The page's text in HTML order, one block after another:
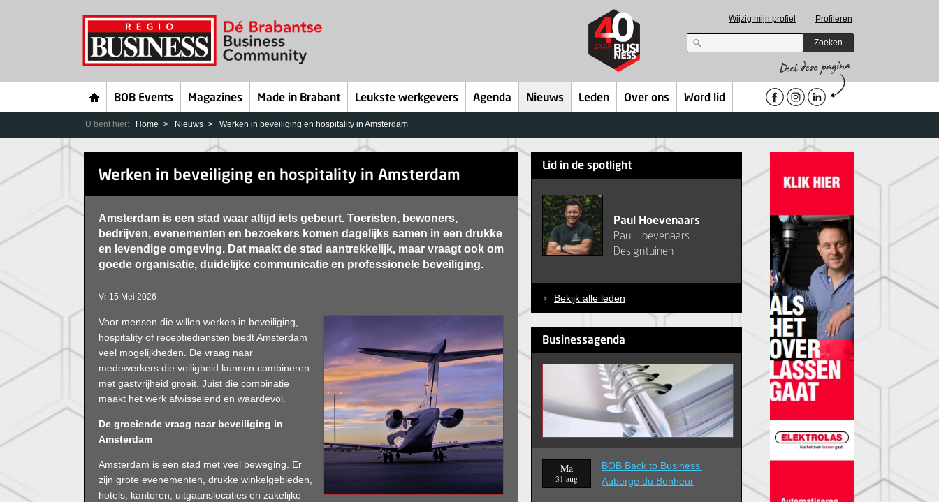
Wijzig mijn profiel Profileren
Zoeken
BOB Events Magazines Made in Brabant Leukste werkgevers Agenda Nieuws Leden Over ons Word lid
U bent hier: Home Nieuws Werken in beveiliging en hospitality in Amsterdam
Werken in beveiliging en hospitality in Amsterdam
Amsterdam is een stad waar altijd iets gebeurt. Toeristen, bewoners,
bedrijven, evenementen en bezoekers komen dagelijks samen in een drukke
en levendige omgeving. Dat maakt de stad aantrekkelijk, maar vraagt ook om
goede organisatie, duidelijke communicatie en professionele beveiliging.
Vr 15 Mei 2026
Voor mensen die willen werken in beveiliging,
hospitality of receptiediensten biedt Amsterdam
veel mogelijkheden. De vraag naar
medewerkers die veiligheid kunnen combineren
met gastvrijheid groeit. Juist die combinatie
maakt het werk afwisselend en waardevol.
De groeiende vraag naar beveiliging in
Amsterdam
Amsterdam is een stad met veel beweging. Er
zijn grote evenementen, drukke winkelgebieden,
hotels, kantoren, uitgaanslocaties en zakelijke
Lid in de spotlight
Paul Hoevenaars
Paul Hoevenaars
Designtuinen
Bekijk alle leden
Businessagenda
Ma
31 aug
BOB Back to Business
Auberge du Bonheur